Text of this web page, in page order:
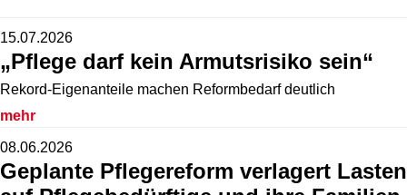
15.07.2026
„Pflege darf kein Armutsrisiko sein“
Rekord-Eigenanteile machen Reformbedarf deutlich
mehr
08.06.2026
Geplante Pflegereform verlagert Lasten